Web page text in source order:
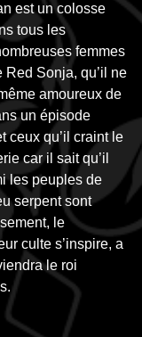
est un colosse
tous les
femmes
Red Sonja, qu’il ne
amoureux de
un épisode
ceux qu’il craint le
car il sait qu’il
les peuples de
serpent sont
le
culte s’inspire, a
le roi